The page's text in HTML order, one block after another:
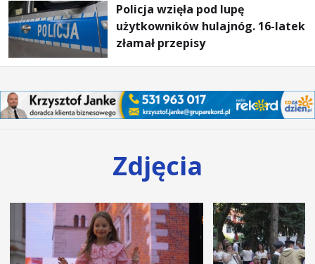
Policja wzięła pod lupę
użytkowników hulajnóg. 16-latek
złamał przepisy
Zdjęcia